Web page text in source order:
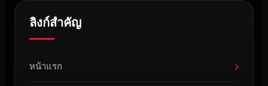
ลิงก์สำคัญ
หน้าแรก ›